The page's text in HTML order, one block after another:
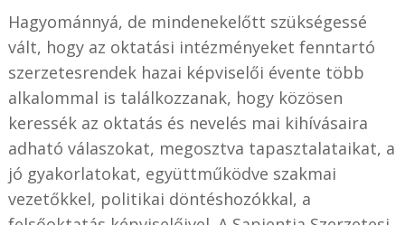
Hagyománnyá, de mindenekelőtt szükségessé
vált, hogy az oktatási intézményeket fenntartó
szerzetesrendek hazai képviselői évente több
alkalommal is találkozzanak, hogy közösen
keressék az oktatás és nevelés mai kihívásaira
adható válaszokat, megosztva tapasztalataikat, a
jó gyakorlatokat, együttműködve szakmai
vezetőkkel, politikai döntéshozókkal, a